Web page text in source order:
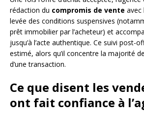
rédaction du compromis de vente avec
levée des conditions suspensives
prêt immobilier par l’acheteur) et
jusqu’à l’acte authentique. Ce suivi post-
estimé, alors qu’il concentre la majorité
d’une transaction.
Ce que disent les
ont fait confiance à